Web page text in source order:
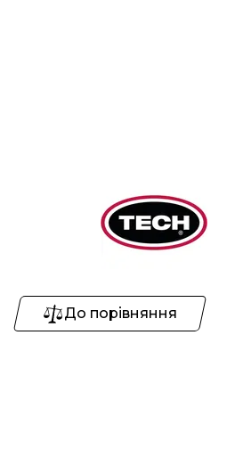
До порівняння